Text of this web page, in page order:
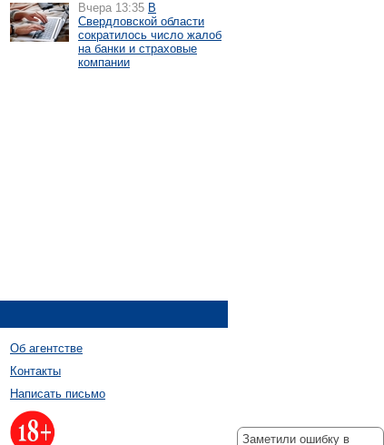
Вчера 13:35 В
Свердловской области
сократилось число жалоб
на банки и страховые
компании
Об агентстве
Контакты
Написать письмо
Заметили ошибку в